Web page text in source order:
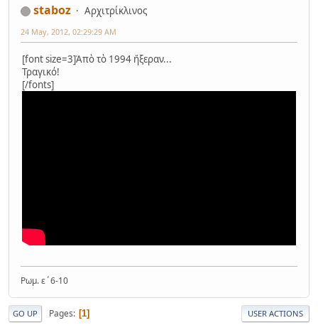
staboz Αρχιτρίκλινος
24 May, 2012, 02:29:29 AM
[font size=3]Ἀπὸ τὸ 1994 ἤξεραν...
Τραγικό!
[/fonts]
Ρωμ. ε΄6-10
GO UP Pages 1 USER ACTIONS